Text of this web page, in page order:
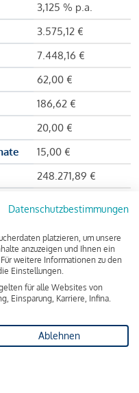
3,125 % p.a.
3.575,12 €
7.448,16 €
62,00 €
186,62 €
20,00 €
15,00 €
248.271,89 €
INFINA Credit
Broker GmbH
Wohnung zu kaufen.
Gebühren an (z. B. die
die Bank den
Datenschutzbestimmungen
platzieren, um unsere
anzuzeigen und Ihnen ein
weitere Informationen zu den
Einstellungen.
für alle Websites von
Einsparung, Karriere, Infina.
Ablehnen